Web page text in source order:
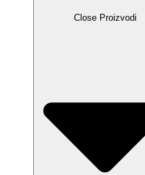
Close Proizvodi